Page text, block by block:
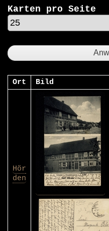
Karten pro Seite
Ort Bild
Hör
den